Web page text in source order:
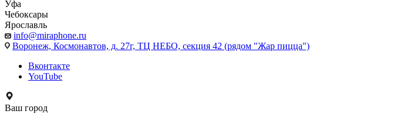
Уфа
Чебоксары
Ярославль
info@miraphone.ru
Воронеж, Космонавтов, д. 27г, ТЦ НЕБО, секция 42 (рядом "Жар пицца")
Вконтакте
YouTube
Ваш город